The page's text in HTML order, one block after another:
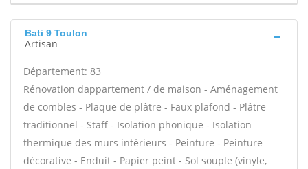
Bati 9 Toulon
Artisan
Département: 83
Rénovation dappartement / de maison - Aménagement
de combles - Plaque de plâtre - Faux plafond - Plâtre
traditionnel - Staff - Isolation phonique - Isolation
thermique des murs intérieurs - Peinture - Peinture
décorative - Enduit - Papier peint - Sol souple (vinyle,